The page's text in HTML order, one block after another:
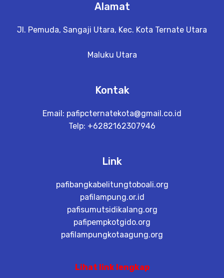
Alamat
Jl. Pemuda, Sangaji Utara, Kec. Kota Ternate Utara
Maluku Utara
Kontak
Email: pafipcternatekota@gmail.co.id
Telp: +6282162307946
Link
pafibangkabelitungtoboali.org
pafilampung.or.id
pafisumutsidikalang.org
pafipempkotgido.org
pafilampungkotaagung.org
Lihat link lengkap